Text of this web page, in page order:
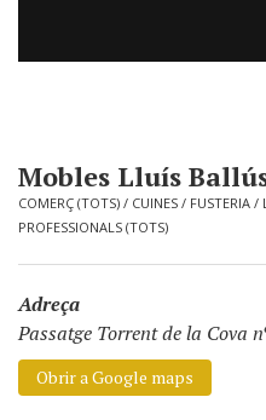
Mobles Lluís
COMERÇ (TOTS) / CUINES / FUSTERIA /
PROFESSIONALS (TOTS)
Adreça
Passatge Torrent de la Cova
Obrir a Google maps